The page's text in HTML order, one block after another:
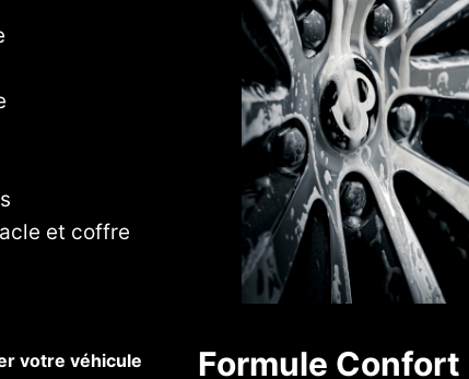
et coffre
votre véhicule
Formule Confort